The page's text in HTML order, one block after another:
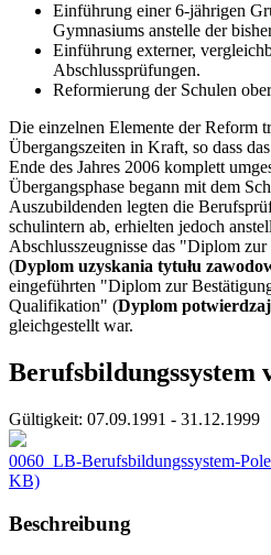
Einführung einer 6-jährigen
Gymnasiums anstelle der
Einführung externer,
Abschlussprüfungen.
Reformierung der Schulen
Die einzelnen Elemente der Reform
Übergangszeiten in Kraft, so dass
Ende des Jahres 2006 komplett
Übergangsphase begann mit dem
Auszubildenden legten die
schulintern ab, erhielten jedoch
Abschlusszeugnisse das "Diplom
(Dyplom uzyskania tytułu
eingeführten "Diplom zur
Qualifikation" (Dyplom
gleichgestellt war.
Berufsbildungssystem
Gültigkeit: 07.09.1991 - 31.12.1999
0060_LB-Berufsbildungssystem-
KB)
Beschreibung